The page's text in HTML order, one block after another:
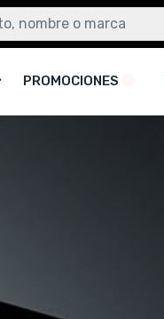
PROMOCIONES